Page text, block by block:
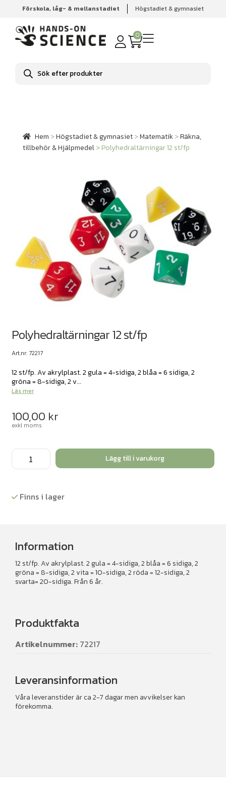
Förskola, låg- & mellanstadiet Högstadiet & gymnasiet
0
Produktsökning
Hem Högstadiet & gymnasiet Matematik
Räkna,
tillbehör & Hjälpmedel
Hem >Högstadiet & gymnasiet>Matematik>Räkna,
tillbehör & Hjälpmedel>Polyhedraltärningar 12 st/fp
Polyhedraltärningar 12 st/fp
Art.nr: 72217
12 st/fp. Av akrylplast. 2 gula = 4-sidiga, 2 blåa = 6 sidiga, 2
gröna = 8-sidiga, 2 v...
Läs mer
100,00 kr
exkl moms
Polyhedraltärningar
12
mängd
Lägg till i varukorg
Finns i lager
Information
12 st/fp. Av akrylplast. 2 gula = 4-sidiga, 2 blåa = 6 sidiga, 2
gröna = 8-sidiga, 2 vita = 10-sidiga, 2 röda = 12-sidiga, 2
svarta= 20-sidiga. Från 6 år.
Produktfakta
Artikelnummer: 72217
Leveransinformation
Våra leveranstider är ca 2-7 dagar men avvikelser kan
förekomma.